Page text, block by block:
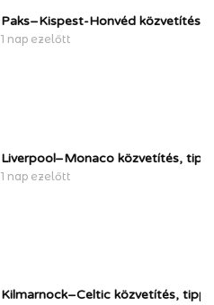
Paks–Kispest-Honvéd közvetítés,
1 nap ezelőtt
Liverpool–Monaco közvetítés,
1 nap ezelőtt
Kilmarnock–Celtic közvetítés,